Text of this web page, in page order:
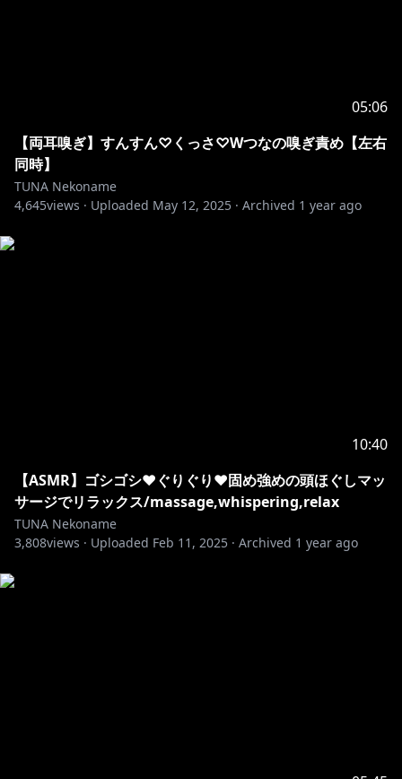
05:06
【両耳嗅ぎ】すんすん♡くっさ♡Wつなの嗅ぎ責め【左右
同時】
TUNA Nekoname
4,645views · Uploaded May 12, 2025 · Archived 1 year ago
10:40
【ASMR】ゴシゴシ♥ぐりぐり♥固め強めの頭ほぐしマッ
サージでリラックス/massage,whispering,relax
TUNA Nekoname
3,808views · Uploaded Feb 11, 2025 · Archived 1 year ago